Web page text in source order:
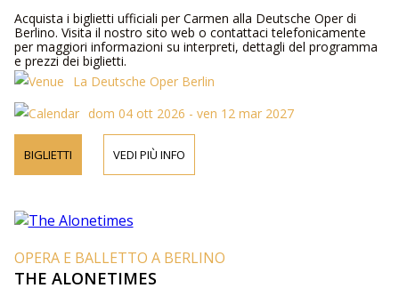
Acquista i biglietti ufficiali per Carmen alla Deutsche Oper di
Berlino. Visita il nostro sito web o contattaci telefonicamente
per maggiori informazioni su interpreti, dettagli del programma
e prezzi dei biglietti.
La Deutsche Oper Berlin
dom 04 ott 2026 - ven 12 mar 2027
BIGLIETTI VEDI PIÙ INFO
OPERA E BALLETTO A BERLINO
THE ALONETIMES